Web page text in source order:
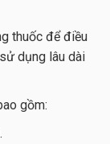
thuốc để điều
dụng lâu dài
gồm: